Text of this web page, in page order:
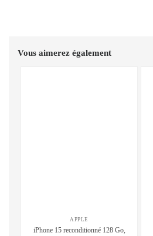
Vous aimerez également
APPLE
iPhone 15 reconditionné 128 Go,